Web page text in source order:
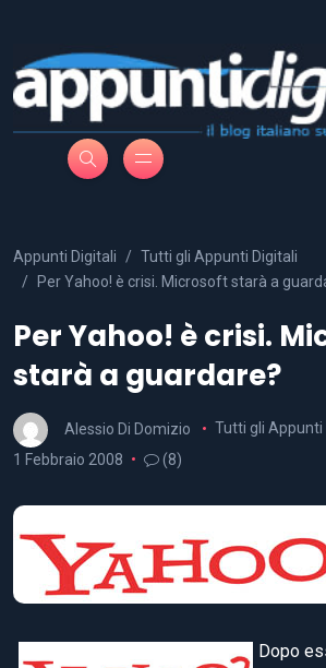
Appunti Digitali
Tutti gli Appunti Digitali
Per Yahoo! è crisi. Microsoft starà a
Per Yahoo! è crisi.
starà a guardare?
Alessio Di Domizio
Tutti gli Appunti
1 Febbraio 2008
(8)
Dopo